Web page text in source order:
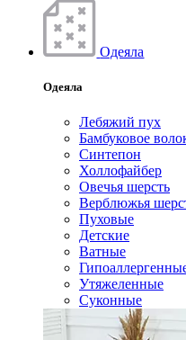
Одеяла
Одеяла
Лебяжий пух
Бамбуковое
Синтепон
Холлофайбер
Овечья шерсть
Верблюжья
Пуховые
Детские
Ватные
Утяжеленные
Суконные